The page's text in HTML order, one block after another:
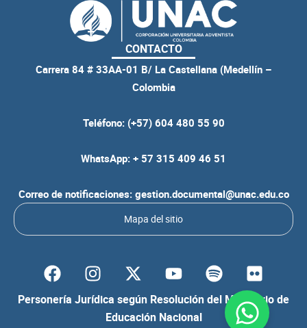
CONTACTO
Carrera 84 # 33AA-01 B/ La Castellana (Medellín –
Colombia
Teléfono: (+57) 604 480 55 90
WhatsApp: + 57 315 409 46 51
Correo de notificaciones: gestion.documental@unac.edu.co
Mapa del sitio
Personería Jurídica según Resolución del Ministerio de
Educación Nacional
F
a
c
I
n
s
Y
o
u
t
S
p
o
F
l
i
c